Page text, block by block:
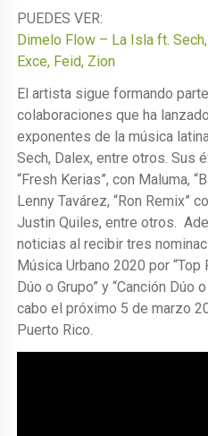
PUEDES VER:
Dimelo Flow – La Isla ft.
Exce, Feid, Zion
El artista sigue formando
colaboraciones que ha
exponentes de la música
Sech, Dalex, entre otros. Sus
“Fresh Kerias”, con Maluma,
Lenny Tavárez, “Ron Remix”
Justin Quiles, entre otros.
noticias al recibir tres
Música Urbano 2020 por “Top
Dúo o Grupo” y “Canción Dúo
cabo el próximo 5 de marzo
Puerto Rico.